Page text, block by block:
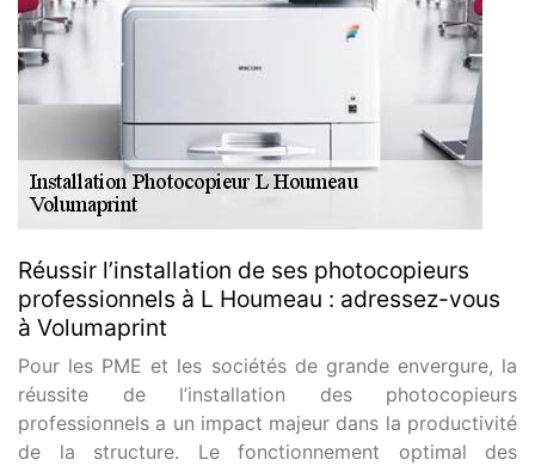
Réussir l’installation de ses photocopieurs
professionnels à L Houmeau : adressez-vous
à Volumaprint
Pour les PME et les sociétés de grande envergure, la
réussite de l’installation des photocopieurs
professionnels a un impact majeur dans la productivité
de la structure. Le fonctionnement optimal des